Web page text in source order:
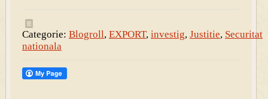
Categorie: Blogroll, EXPORT, investig, Justitie, Securitate
nationala